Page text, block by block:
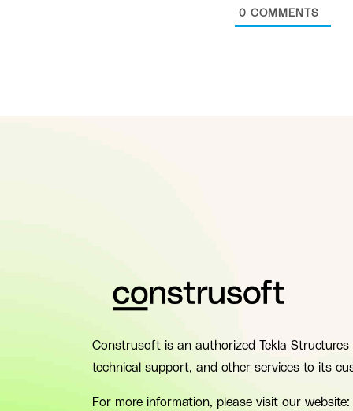
0 COMMENTS
Construsoft is an authorized Tekla
technical support, and other services to its
For more information, please visit our website: